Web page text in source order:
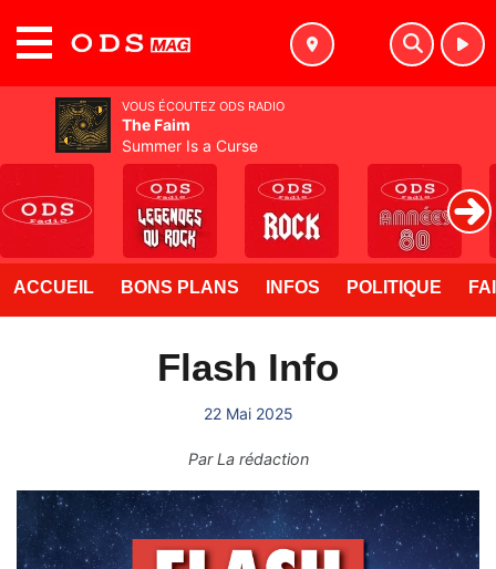
ACCUEIL BONS PLANS INFOS POLITIQUE
Flash Info
22 Mai 2025
ParLa rédaction
VOUS ÉCOUTEZ ODS RADIO
The Faim
Summer Is a Curse